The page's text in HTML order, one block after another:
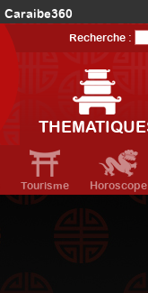
Caraibe360
AmériqueDuNord360
Recherche :
Tourisme Horoscope